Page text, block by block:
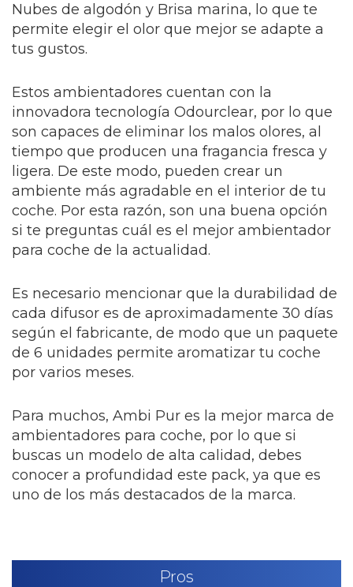
Nubes de algodón y Brisa marina, lo que te
permite elegir el olor que mejor se adapte a
tus gustos.
Estos ambientadores cuentan con la
innovadora tecnología Odourclear, por lo que
son capaces de eliminar los malos olores, al
tiempo que producen una fragancia fresca y
ligera. De este modo, pueden crear un
ambiente más agradable en el interior de tu
coche. Por esta razón, son una buena opción
si te preguntas cuál es el mejor ambientador
para coche de la actualidad.
Es necesario mencionar que la durabilidad de
cada difusor es de aproximadamente 30 días
según el fabricante, de modo que un paquete
de 6 unidades permite aromatizar tu coche
por varios meses.
Para muchos, Ambi Pur es la mejor marca de
ambientadores para coche, por lo que si
buscas un modelo de alta calidad, debes
conocer a profundidad este pack, ya que es
uno de los más destacados de la marca.
Pros